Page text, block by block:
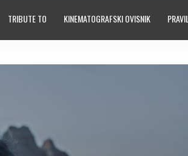
TRIBUTE TO KINEMATOGRAFSKI OVISNIK